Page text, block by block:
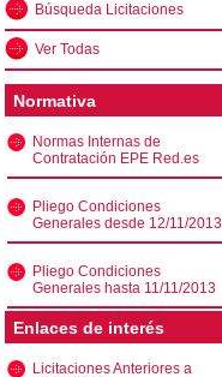
Búsqueda Licitaciones
Ver Todas
Normativa
Normas Internas de
Contratación EPE Red.es
Pliego Condiciones
Generales desde 12/11/2013
Pliego Condiciones
Generales hasta 11/11/2013
Enlaces de interés
Licitaciones Anteriores a